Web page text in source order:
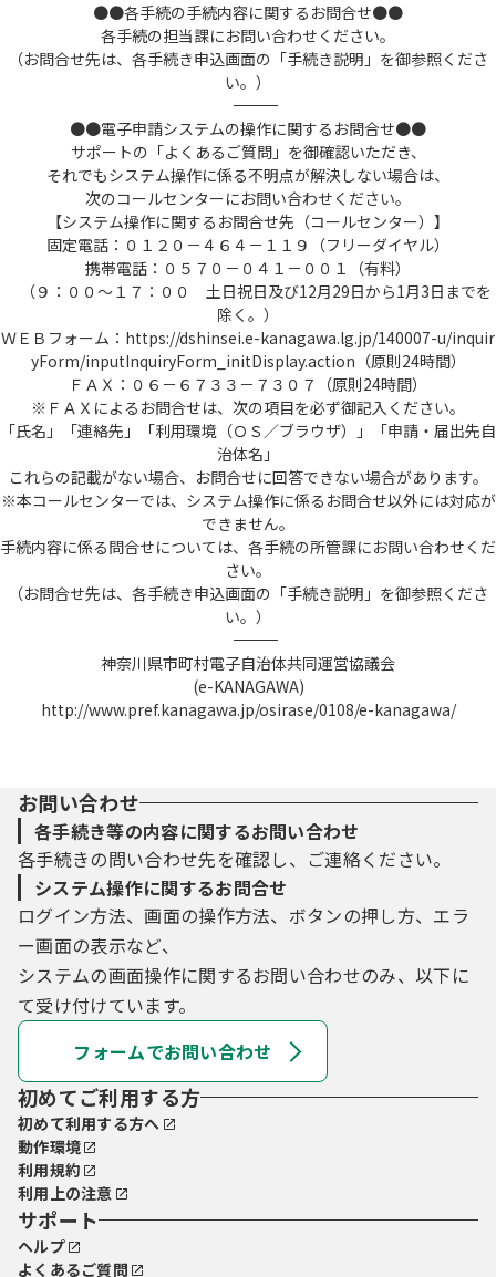
●●各手続の手続内容に関するお問合せ●●
各手続の担当課にお問い合わせください。
（お問合せ先は、各手続き申込画面の「手続き説明」を御参照くださ
い。）
――――――――――――――――――――――――――――――――――――――――――――――――――
●●電子申請システムの操作に関するお問合せ●●
サポートの「よくあるご質問」を御確認いただき、
それでもシステム操作に係る不明点が解決しない場合は、
次のコールセンターにお問い合わせください。
【システム操作に関するお問合せ先（コールセンター）】
固定電話：０１２０－４６４－１１９（フリーダイヤル）
携帯電話：０５７０－０４１－００１（有料）
（９：００～１７：００ 土日祝日及び12月29日から1月3日までを
除く。）
ＷＥＢフォーム：https://dshinsei.e-kanagawa.lg.jp/140007-u/inquir
yForm/inputInquiryForm_initDisplay.action（原則24時間）
ＦＡＸ：０６－６７３３－７３０７（原則24時間）
※ＦＡＸによるお問合せは、次の項目を必ず御記入ください。
「氏名」「連絡先」「利用環境（ＯＳ／ブラウザ）」「申請・届出先自
治体名」
これらの記載がない場合、お問合せに回答できない場合があります。
※本コールセンターでは、システム操作に係るお問合せ以外には対応が
できません。
手続内容に係る問合せについては、各手続の所管課にお問い合わせくだ
さい。
（お問合せ先は、各手続き申込画面の「手続き説明」を御参照くださ
い。）
――――――――――――――――――――――――――――――――――――――――――――――――――
神奈川県市町村電子自治体共同運営協議会
(e-KANAGAWA)
http://www.pref.kanagawa.jp/osirase/0108/e-kanagawa/
お問い合わせ
各手続き等の内容に関するお問い合わせ
各手続きの問い合わせ先を確認し、ご連絡ください。
システム操作に関するお問合せ
ログイン方法、画面の操作方法、ボタンの押し方、エラ
ー画面の表示など、
システムの画面操作に関するお問い合わせのみ、以下に
て受け付けています。
フォームでお問い合わせ
初めてご利用する方
初めて利用する方へ
動作環境
利用規約
利用上の注意
サポート
ヘルプ
よくあるご質問